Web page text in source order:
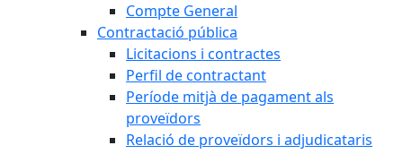
Compte General
Contractació pública
Licitacions i contractes
Perfil de contractant
Període mitjà de pagament als
proveïdors
Relació de proveïdors i adjudicataris